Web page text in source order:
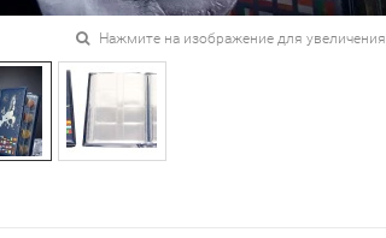
Нажмите на изображение для увеличения